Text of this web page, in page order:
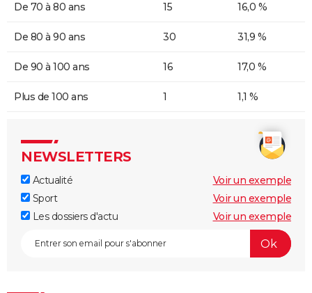
De 70 à 80 ans 15 16,0 %
De 80 à 90 ans 30 31,9 %
De 90 à 100 ans 16 17,0 %
Plus de 100 ans 1 1,1 %
NEWSLETTERS
Actualité
Voir un exemple
Sport
Voir un exemple
Les dossiers d'actu
Voir un exemple